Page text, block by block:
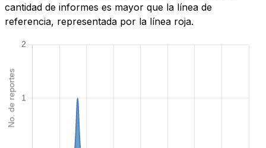
cantidad de informes es mayor que la línea de
referencia, representada por la línea roja.